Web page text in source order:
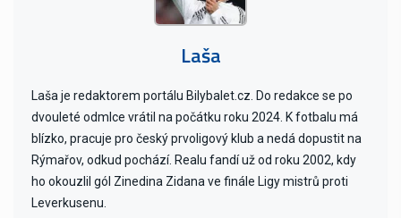
Laša
Laša je redaktorem portálu Bilybalet.cz. Do redakce se po
dvouleté odmlce vrátil na počátku roku 2024. K fotbalu má
blízko, pracuje pro český prvoligový klub a nedá dopustit na
Rýmařov, odkud pochází. Realu fandí už od roku 2002, kdy
ho okouzlil gól Zinedina Zidana ve finále Ligy mistrů proti
Leverkusenu.